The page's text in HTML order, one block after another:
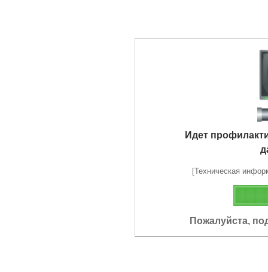
Идет
[Техническая
Пожалуйста,